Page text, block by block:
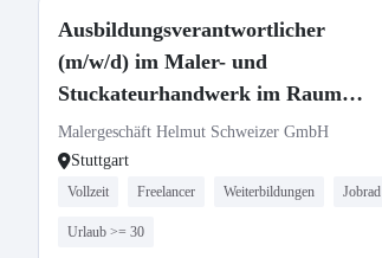
Ausbildungsverantwortlicher
(m/w/d) im Maler- und
Stuckateurhandwerk im Raum
Stuttgart
Malergeschäft Helmut Schweizer GmbH
Stuttgart
Vollzeit Freelancer Weiterbildungen Jobrad
Urlaub >= 30